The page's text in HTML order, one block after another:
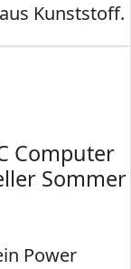
Kunststoff.
Computer
Sommer
Power